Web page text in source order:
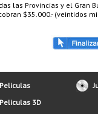
las Provincias y el Gran
$35.000.- (veintidos
3D